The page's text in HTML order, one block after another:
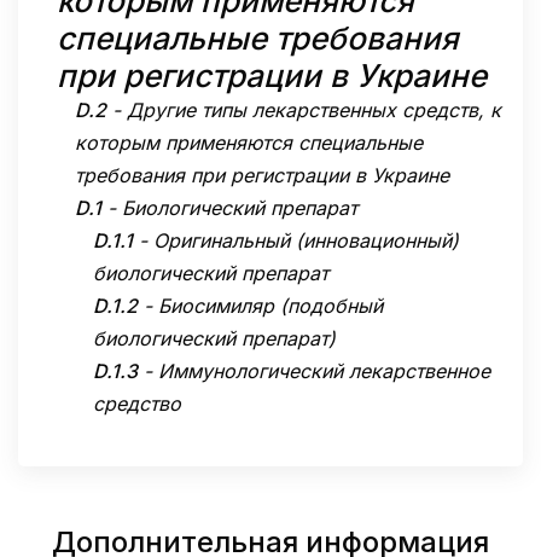
специальные требования
при регистрации в Украине
D.2- Другие типы лекарственных средств, к
которым применяются специальные
требования при регистрации в Украине
D.1- Биологический препарат
D.1.1- Оригинальный (инновационный)
биологический препарат
D.1.2- Биосимиляр (подобный
биологический препарат)
D.1.3- Иммунологический лекарственное
средство
Дополнительная информация